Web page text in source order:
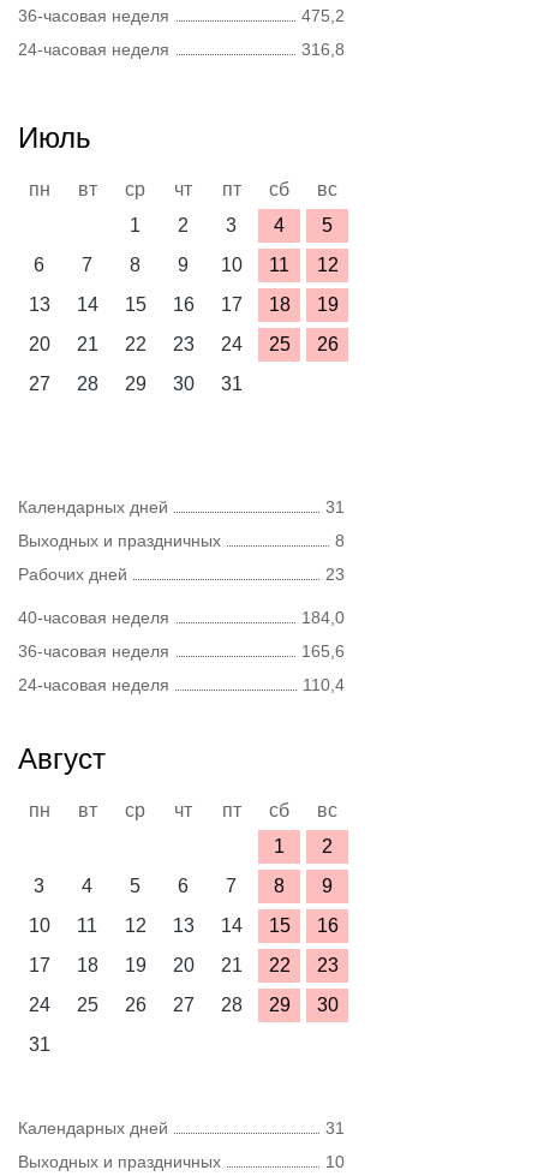
36-часовая неделя
475,2
24-часовая неделя
316,8
Июль
пн вт ср чт пт сб
вс
1
2 3 4
5
6
7 8 9 10 11
12
13
14 15 16 17 18
19
20
21 22 23 24 25
26
27
28 29 30 31
Календарных дней
31
Выходных и праздничных
8
Рабочих дней
23
40-часовая неделя
184,0
36-часовая неделя
165,6
24-часовая неделя
110,4
Август
пн вт ср чт пт сб
вс
1
2
3
4 5 6 7 8
9
10
11 12 13 14 15
16
17
18 19 20 21 22
23
24
25 26 27 28 29
30
31
Календарных дней
31
Выходных и праздничных
10